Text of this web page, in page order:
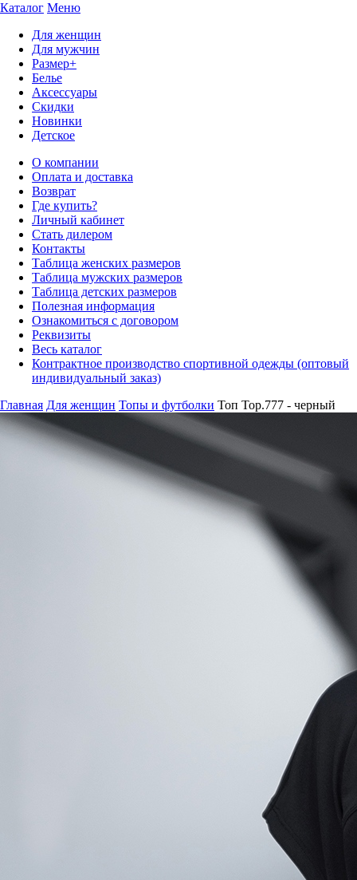
Каталог Меню
Для женщин
Для мужчин
Размер+
Белье
Аксессуары
Скидки
Новинки
Детское
О компании
Оплата и доставка
Возврат
Где купить?
Личный кабинет
Стать дилером
Контакты
Таблица женских размеров
Таблица мужских размеров
Таблица детских размеров
Полезная информация
Ознакомиться с договором
Реквизиты
Весь каталог
Контрактное производство спортивной одежды (оптовый
индивидуальный заказ)
Главная Для женщин Топы и футболки Топ Top.777 - черный